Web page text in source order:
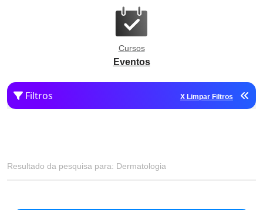
Cursos
Eventos
Filtros X Limpar Filtros
Resultado da pesquisa para: Dermatologia